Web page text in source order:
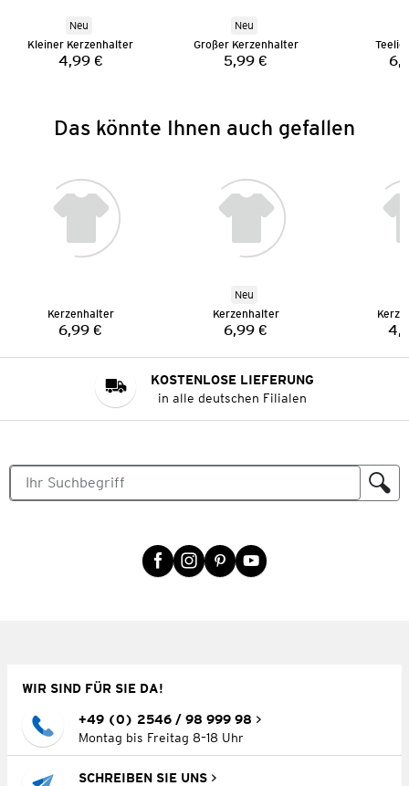
Neu
Kleiner Kerzenhalter
Preis:
4,99 €
Neu
Großer Kerzenhalter
Preis:
5,99 €
Das könnte Ihnen auch gefallen
Kerzenhalter
Preis:
6,99 €
Neu
Kerzenhalter
Preis:
6,99 €
KOSTENLOSE LIEFERUNG
in alle deutschen Filialen
WIR SIND FÜR SIE DA!
+49 (0) 2546 / 98 999 98
Montag bis Freitag 8–18 Uhr
SCHREIBEN SIE UNS